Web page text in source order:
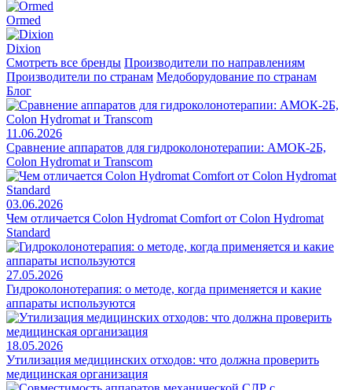
Ormed
Dixion
Смотреть все бренды Производители по направлениям
Производители по странам Медоборудование по странам
Блог
11.06.2026
Сравнение аппаратов для гидроколонотерапии: АМОК-2Б,
Colon Hydromat и Transcom
03.06.2026
Чем отличается Colon Hydromat Comfort от Colon Hydromat
Standard
27.05.2026
Гидроколонотерапия: о методе, когда применяется и какие
аппараты используются
18.05.2026
Утилизация медицинских отходов: что должна проверить
медицинская организация